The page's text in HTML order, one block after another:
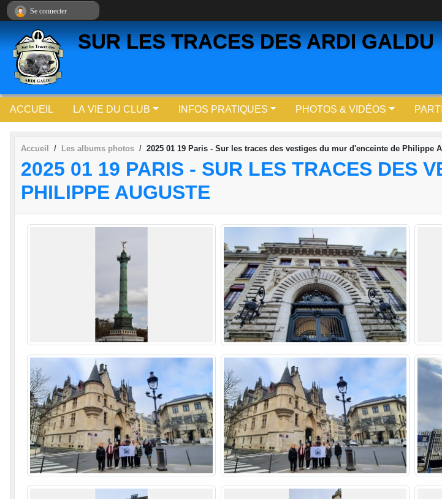
SUR LES TRACES DES ARDI GALDU
ACCUEIL LA VIE DU CLUB INFOS PRATIQUES PHOTOS & VIDÉOS
Accueil Les albums photos 2025 01 19 Paris - Sur les traces des vestiges du mur d'enceinte de Philippe
2025 01 19 PARIS - SUR LES TRACES DES
PHILIPPE AUGUSTE
Se connecter
Panneau de gestion des cookies